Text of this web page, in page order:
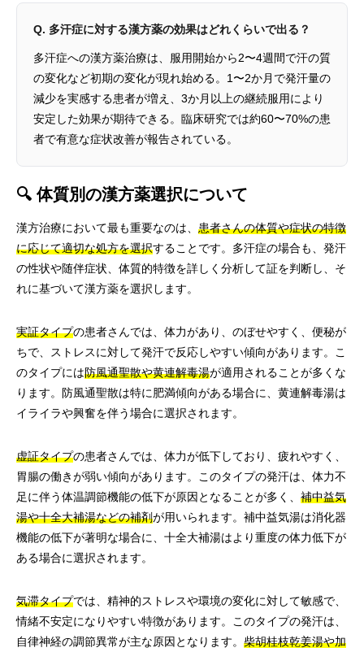
Q. 多汗症に対する漢方薬の効果はどれくらいで出る？
多汗症への漢方薬治療は、服用開始から2〜4週間で汗の質
の変化など初期の変化が現れ始める。1〜2か月で発汗量の
減少を実感する患者が増え、3か月以上の継続服用により
安定した効果が期待できる。臨床研究では約60〜70%の患
者で有意な症状改善が報告されている。
🔍 体質別の漢方薬選択について
漢方治療において最も重要なのは、 患者さんの体質や症状の特徴
に応じて適切な処方を選択することです。多汗症の場合も、発汗
の性状や随伴症状、体質的特徴を詳しく分析して証を判断し、そ
れに基づいて漢方薬を選択します。
実証タイプの患者さんでは、体力があり、のぼせやすく、便秘が
ちで、ストレスに対して発汗で反応しやすい傾向があります。こ
のタイプには防風通聖散や黄連解毒湯が適用されることが多くな
ります。防風通聖散は特に肥満傾向がある場合に、黄連解毒湯は
イライラや興奮を伴う場合に選択されます。
虚証タイプの患者さんでは、体力が低下しており、疲れやすく、
胃腸の働きが弱い傾向があります。このタイプの発汗は、体力不
足に伴う体温調節機能の低下が原因となることが多く、 補中益気
湯や十全大補湯などの補剤が用いられます。補中益気湯は消化器
機能の低下が著明な場合に、十全大補湯はより重度の体力低下が
ある場合に選択されます。
気滞タイプでは、精神的ストレスや環境の変化に対して敏感で、
情緒不安定になりやすい特徴があります。このタイプの発汗は、
自律神経の調節異常が主な原因となります。 柴胡桂枝乾姜湯や加